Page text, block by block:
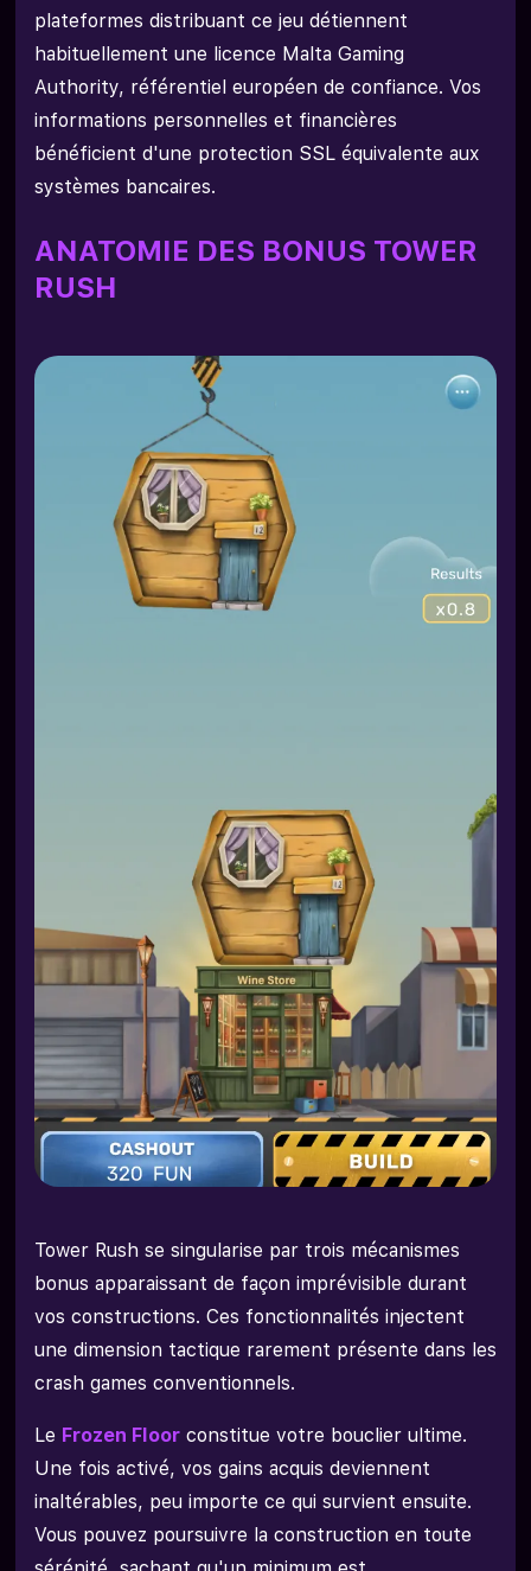
plateformes distribuant ce jeu détiennent
habituellement une licence Malta Gaming
Authority, référentiel européen de confiance. Vos
informations personnelles et financières
bénéficient d'une protection SSL équivalente aux
systèmes bancaires.
ANATOMIE DES BONUS TOWER
RUSH
Tower Rush se singularise par trois mécanismes
bonus apparaissant de façon imprévisible durant
vos constructions. Ces fonctionnalités injectent
une dimension tactique rarement présente dans les
crash games conventionnels.
Le Frozen Floor constitue votre bouclier ultime.
Une fois activé, vos gains acquis deviennent
inaltérables, peu importe ce qui survient ensuite.
Vous pouvez poursuivre la construction en toute